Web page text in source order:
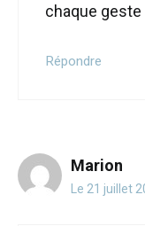
chaque
Répondre
Marion
Le 21 juillet